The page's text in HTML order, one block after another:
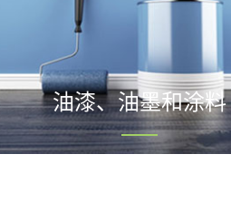
油漆、油墨和涂料